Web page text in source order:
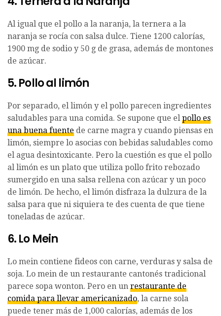
Al igual que el pollo a la naranja, la ternera a la
naranja se rocía con salsa dulce. Tiene 1200 calorías,
1900 mg de sodio y 50 g de grasa, además de montones
de azúcar.
5. Pollo al limón
Por separado, el limón y el pollo parecen ingredientes
saludables para una comida. Se supone que el pollo es
una buena fuente de carne magra y cuando piensas en
limón, siempre lo asocias con bebidas saludables como
el agua desintoxicante. Pero la cuestión es que el pollo
al limón es un plato que utiliza pollo frito rebozado
sumergido en una salsa rellena con azúcar y un poco
de limón. De hecho, el limón disfraza la dulzura de la
salsa para que ni siquiera te des cuenta de que tiene
toneladas de azúcar.
6. Lo Mein
Lo mein contiene fideos con carne, verduras y salsa de
soja. Lo mein de un restaurante cantonés tradicional
parece sopa wonton. Pero en un restaurante de
comida para llevar americanizado, la carne sola
puede tener más de 1,000 calorías, además de los